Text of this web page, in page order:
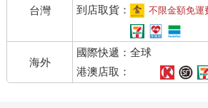
待。無論在經濟援助、招募人才、申請入
校都不能再合法地歧視學生。競爭的場域
預期女孩們將大放異彩。
凱莉的母親一輩子未能施展抱負，也讓凱
「我的人生就是她人生的一部分。我總是
台灣
到店取貨：
不限金額免運
海外
國際快遞：全球
港澳店取：